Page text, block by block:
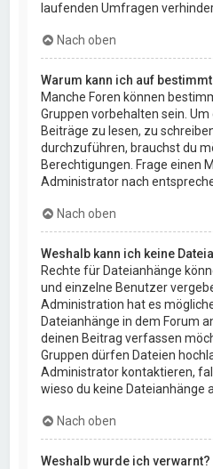
laufenden Umfragen
Nach oben
Warum kann ich auf
Manche Foren können
Gruppen vorbehalten sein.
Beiträge zu lesen, zu
durchzuführen, brauchst du
Berechtigungen. Frage einen
Administrator nach
Nach oben
Weshalb kann ich keine
Rechte für Dateianhänge
und einzelne Benutzer
Administration hat es
Dateianhänge in dem Forum
deinen Beitrag verfassen
Gruppen dürfen Dateien
Administrator kontaktieren,
wieso du keine Dateianhänge
Nach oben
Weshalb wurde ich verwarnt?